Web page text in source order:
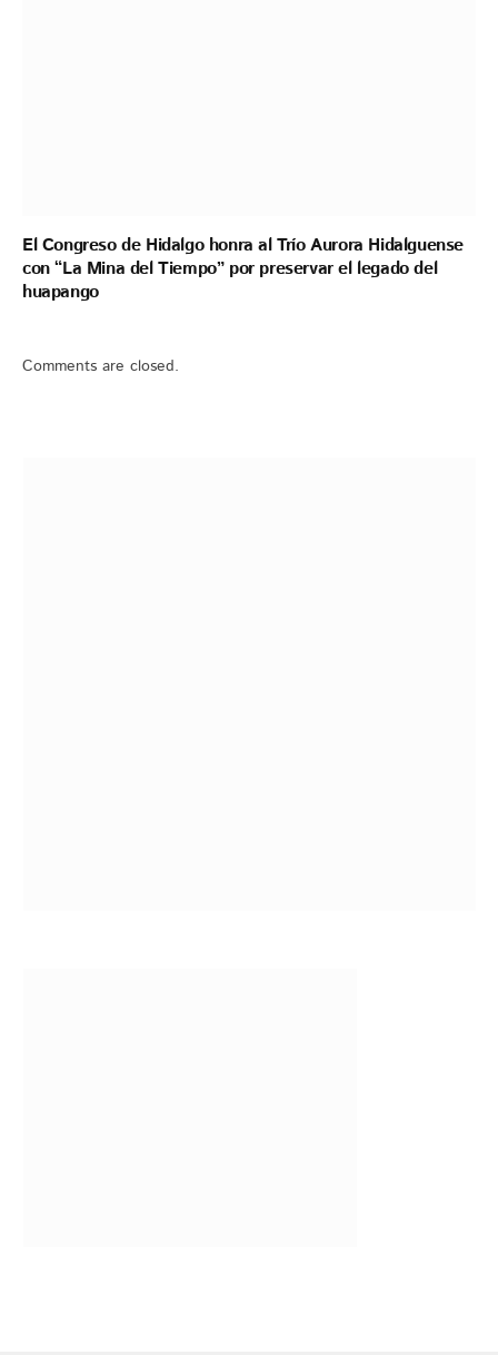
El Congreso de Hidalgo honra al Trío Aurora Hidalguense
con “La Mina del Tiempo” por preservar el legado del
huapango
Comments are closed.